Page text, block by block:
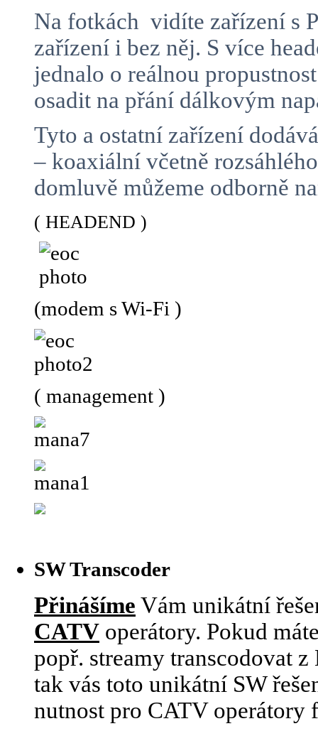
Na fotkách vidíte zařízení s
zařízení i bez něj. S více
jednalo o reálnou
osadit na přání dálkovým
Tyto a ostatní zařízení
– koaxiální včetně
domluvě můžeme odborně
( HEADEND )
(modem s Wi-Fi )
( management )
SW Transcoder
Přinášíme Vám unikátní
CATV operátory. Pokud
popř. streamy transcodovat
tak vás toto unikátní SW
nutnost pro CATV operátory